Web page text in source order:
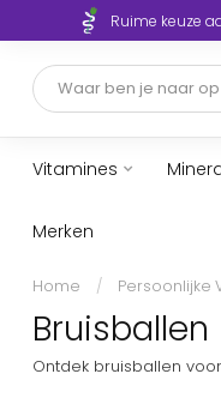
Ruime keuze
Vitamines
Merken
Home / Persoonlijke
Bruisballen
Ontdek bruisballen